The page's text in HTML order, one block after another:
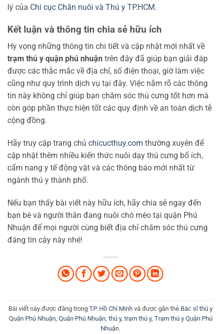
lý của Chi cục Chăn nuôi và Thú y TP.HCM.
Kết luận và thông tin chia sẻ hữu ích
Hy vọng những thông tin chi tiết và cập nhật mới nhất về
trạm thú y quận phú nhuận trên đây đã giúp bạn giải đáp
được các thắc mắc về địa chỉ, số điện thoại, giờ làm việc
cũng như quy trình dịch vụ tại đây. Việc nắm rõ các thông
tin này không chỉ giúp bạn chăm sóc thú cưng tốt hơn mà
còn góp phần thực hiện tốt các quy định về an toàn dịch tễ
cộng đồng.
Hãy truy cập trang chủ chicucthuy.com thường xuyên để
cập nhật thêm nhiều kiến thức nuôi dạy thú cưng bổ ích,
cẩm nang y tế động vật và các thông báo mới nhất từ
ngành thú y thành phố.
Nếu bạn thấy bài viết này hữu ích, hãy chia sẻ ngay đến
bạn bè và người thân đang nuôi chó mèo tại quận Phú
Nhuận để mọi người cùng biết địa chỉ chăm sóc thú cưng
đáng tin cậy này nhé!
Bài viết này được đăng trong TP. Hồ Chí Minh và được gắn thẻ Bác sĩ thú y
Quận Phú Nhuận, Quận Phú Nhuận, thú y, trạm thú y, Trạm thú y Quận Phú
Nhuận.